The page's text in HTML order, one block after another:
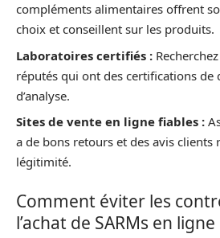
compléments alimentaires offrent
choix et conseillent sur les produits.
Laboratoires certifiés :
réputés qui ont des certifications de
d’analyse.
Sites de vente en ligne fiables :
a de bons retours et des avis clients
légitimité.
Comment éviter les
l’achat de SARMs en ligne